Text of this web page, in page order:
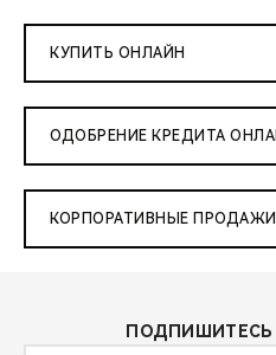
КУПИТЬ ОНЛАЙН
ОДОБРЕНИЕ КРЕДИТА
КОРПОРАТИВНЫЕ ПРОДАЖИ
ПОДПИШИТЕСЬ